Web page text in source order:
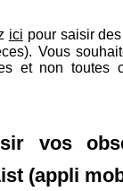
ici pour saisir
Vous
et non toutes
vos
(appli